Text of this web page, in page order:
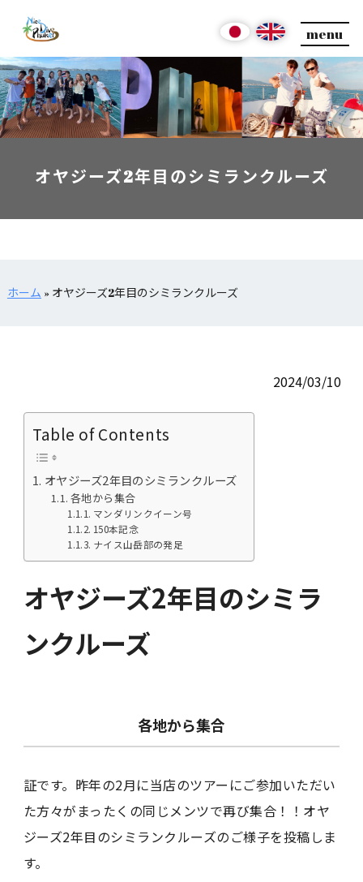
menu
オヤジーズ2年目のシミランクルーズ
ホーム » オヤジーズ2年目のシミランクルーズ
2024/03/10
Table of Contents
オヤジーズ2年目のシミランクルーズ
各地から集合
マンダリンクイーン号
150本記念
ナイス山岳部の発足
オヤジーズ2年目のシミラ
ンクルーズ
各地から集合
証です。昨年の2月に当店のツアーにご参加いただい
た方々がまったくの同じメンツで再び集合！！オヤ
ジーズ2年目のシミランクルーズのご様子を投稿しま
す。